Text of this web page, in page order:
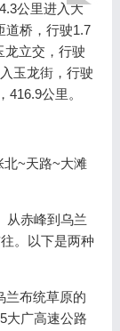
公里进入大
道桥，行驶1.7
龙立交，行驶
玉龙街，行驶
公里。
~天路~大滩
赤峰到乌兰
。以下是两种
布统草原的
大广高速公路